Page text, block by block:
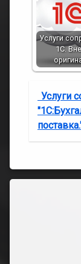
Услуги
1С.
Услуги